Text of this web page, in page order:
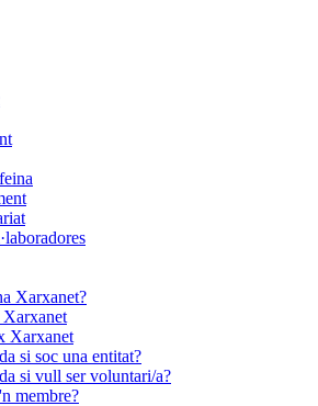
Xarxanet?
Xarxanet
si soc una entitat?
si vull ser voluntari/a?
membre?